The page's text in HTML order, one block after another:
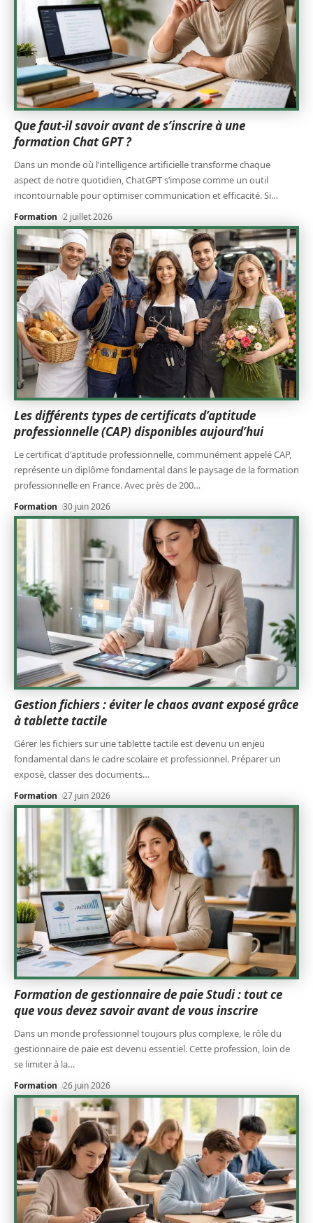
Que faut-il savoir avant de s’inscrire à une
formation Chat GPT ?
Dans un monde où l’intelligence artificielle transforme chaque
aspect de notre quotidien, ChatGPT s’impose comme un outil
incontournable pour optimiser communication et efficacité. Si…
Formation 2 juillet 2026
Les différents types de certificats d’aptitude
professionnelle (CAP) disponibles aujourd’hui
Le certificat d'aptitude professionnelle, communément appelé CAP,
représente un diplôme fondamental dans le paysage de la formation
professionnelle en France. Avec près de 200…
Formation 30 juin 2026
Gestion fichiers : éviter le chaos avant exposé grâce
à tablette tactile
Gérer les fichiers sur une tablette tactile est devenu un enjeu
fondamental dans le cadre scolaire et professionnel. Préparer un
exposé, classer des documents…
Formation 27 juin 2026
Formation de gestionnaire de paie Studi : tout ce
que vous devez savoir avant de vous inscrire
Dans un monde professionnel toujours plus complexe, le rôle du
gestionnaire de paie est devenu essentiel. Cette profession, loin de
se limiter à la…
Formation 26 juin 2026